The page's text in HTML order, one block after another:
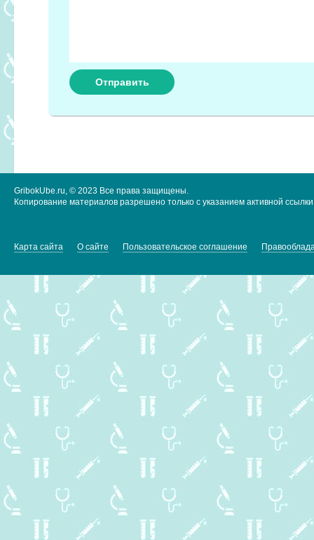
GribokUbe.ru, © 2023 Все права защищены.
Копирование материалов разрешено только с указанием активной
Карта сайта О сайте Пользовательское соглашение